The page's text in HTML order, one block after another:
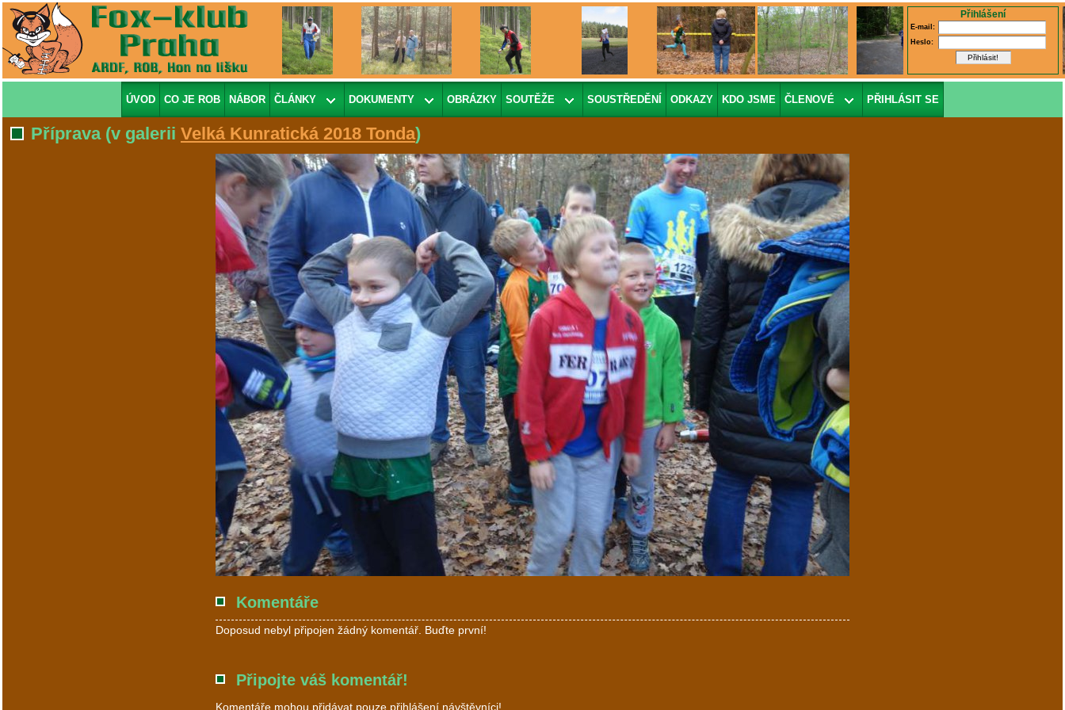
Přihlášení
E-mail:
Heslo:
ÚVOD CO JE ROB NÁBOR ČLÁNKY DOKUMENTY OBRÁZKY SOUTĚŽE SOUSTŘEDĚNÍ ODKAZY KDO JSME ČLENOVÉ PŘIHLÁSIT SE
Příprava (v galerii Velká Kunratická 2018 Tonda)
Komentáře
Doposud nebyl připojen žádný komentář. Buďte první!
Připojte váš komentář!
Komentáře mohou přidávat pouze přihlášení návštěvníci!